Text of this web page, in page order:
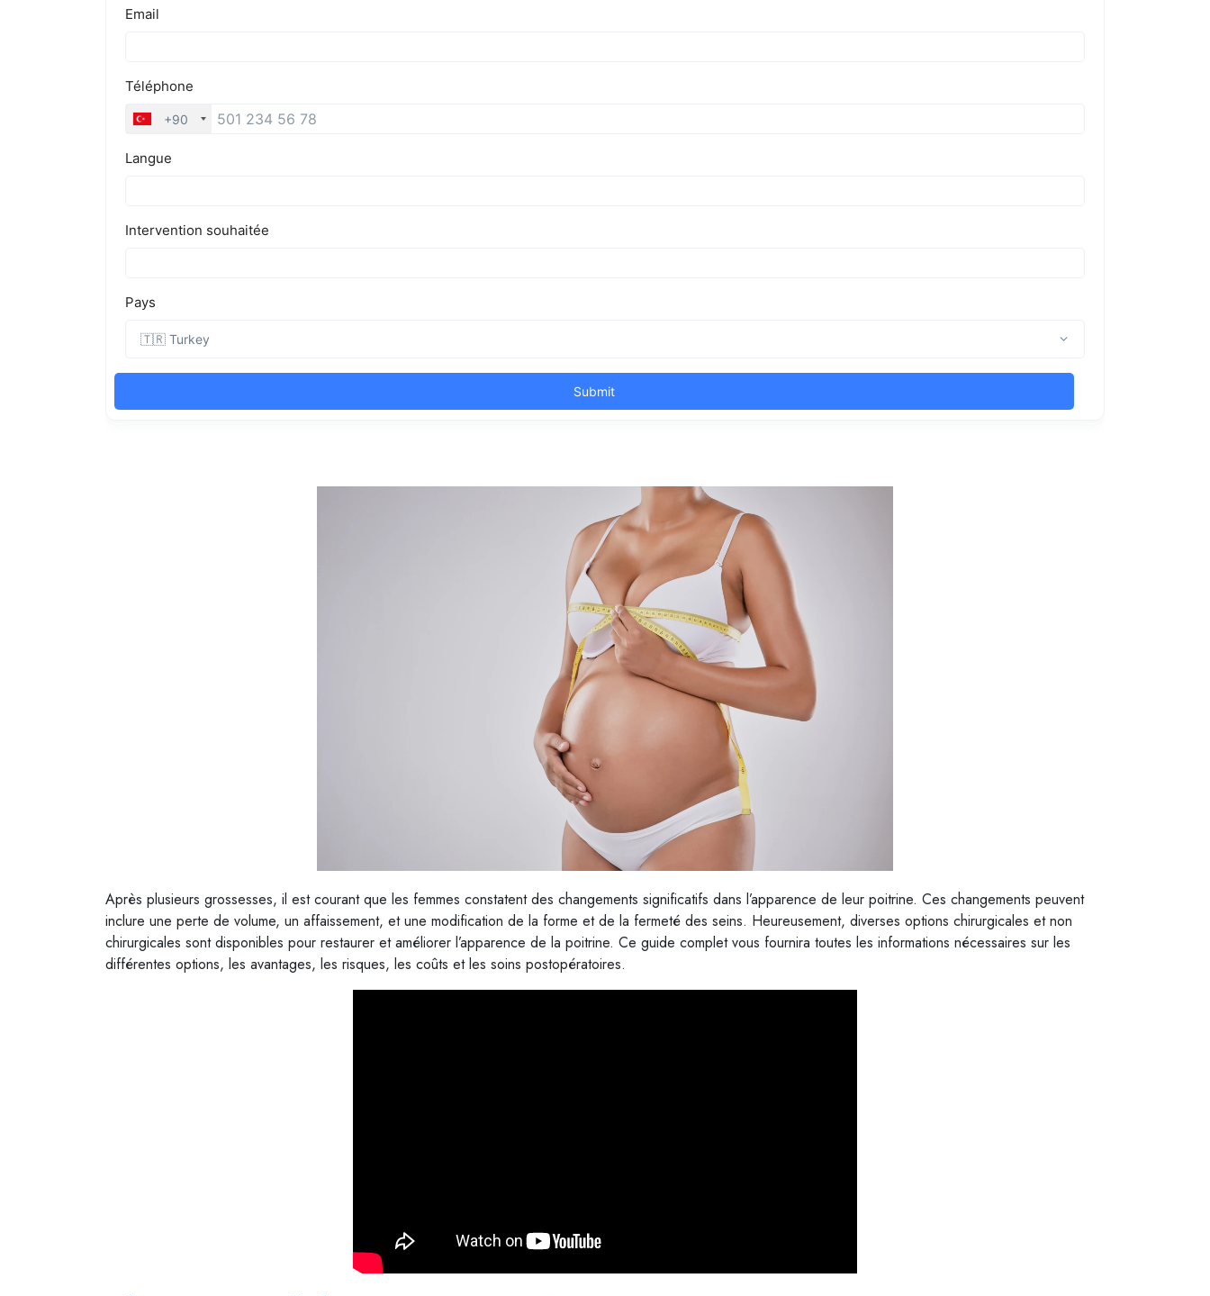
Après plusieurs grossesses, il est courant que les femmes constatent des changements significatifs dans l’apparence de leur poitrine. Ces changements peuvent
inclure une perte de volume, un affaissement, et une modification de la forme et de la fermeté des seins. Heureusement, diverses options chirurgicales et non
chirurgicales sont disponibles pour restaurer et améliorer l’apparence de la poitrine. Ce guide complet vous fournira toutes les informations nécessaires sur les
différentes options, les avantages, les risques, les coûts et les soins postopératoires.